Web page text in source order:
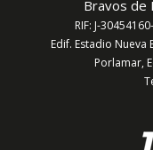
Bravos de
RIF: J-
Edif. Estadio Nueva
Porlamar,